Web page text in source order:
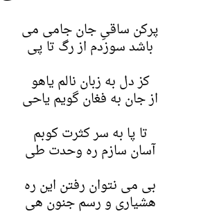
پرکن ساقیِ جان جامی می
باشد سوزدم از رگ تا پی
کز دل به زبان نالم یاهو
از جان به فغان گویم یاحی
تا پا به سر کثرت کوبم
آسان سازم ره وحدت طی
بی می نتوان رفتن این ره
هشیاری و رسم جنون هی